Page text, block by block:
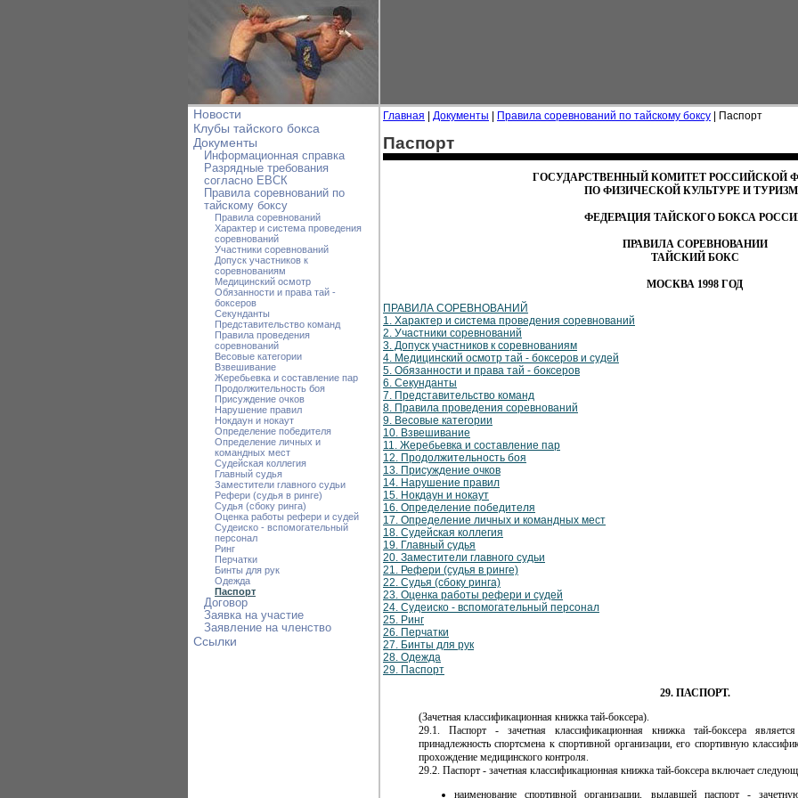
Новости
Клубы тайского бокса
Документы
Информационная справка
Разрядные требования
согласно ЕВСК
Правила соревнований по
тайскому боксу
Правила соревнований
Характер и система проведения
соревнований
Участники соревнований
Допуск участников к
соревнованиям
Медицинский осмотр
Обязанности и права тай -
боксеров
Секунданты
Представительство команд
Правила проведения
соревнований
Весовые категории
Взвешивание
Жеребьевка и составление пар
Продолжительность боя
Присуждение очков
Нарушение правил
Нокдаун и нокаут
Определение победителя
Определение личных и
командных мест
Судейская коллегия
Главный судья
Заместители главного судьи
Рефери (судья в ринге)
Судья (сбоку ринга)
Оценка работы рефери и судей
Судеиско - вспомогательный
персонал
Ринг
Перчатки
Бинты для рук
Одежда
Паспорт
Договор
Заявка на участие
Заявление на членство
Ссылки
Главная Документы Правила соревнований по тайскому боксу | Паспорт
Паспорт
ГОСУДАРСТВЕННЫЙ КОМИТЕТ РОССИЙСКОЙ
ПО ФИЗИЧЕСКОЙ КУЛЬТУРЕ И
ФЕДЕРАЦИЯ ТАЙСКОГО БОКСА
ПРАВИЛА СОРЕВНОВАНИИ
ТАЙСКИЙ БОКС
МОСКВА 1998 ГОД
ПРАВИЛА СОРЕВНОВАНИЙ
1. Характер и система проведения соревнований
2. Участники соревнований
3. Допуск участников к соревнованиям
4. Медицинский осмотр тай - боксеров и судей
5. Обязанности и права тай - боксеров
6. Секунданты
7. Представительство команд
8. Правила проведения соревнований
9. Весовые категории
10. Взвешивание
11. Жеребьевка и составление пар
12. Продолжительность боя
13. Присуждение очков
14. Нарушение правил
15. Нокдаун и нокаут
16. Определение победителя
17. Определение личных и командных мест
18. Судейская коллегия
19. Главный судья
20. Заместители главного судьи
21. Рефери (судья в ринге)
22. Судья (сбоку ринга)
23. Оценка работы рефери и судей
24. Судеиско - вспомогательный персонал
25. Ринг
26. Перчатки
27. Бинты для рук
28. Одежда
29. Паспорт
29. ПАСПОРТ.
(Зачетная классификационная книжка тай-боксера).
29.1. Паспорт - зачетная классификационная книжка тай-боксера
принадлежность спортсмена к спортивной организации, его спортивную
прохождение медицинского контроля.
29.2. Паспорт - зачетная классификационная книжка тай-боксера включает
наименование спортивной организации, выдавшей паспорт -